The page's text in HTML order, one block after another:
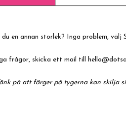
du en annan storlek? Inga problem, välj
frågor, skicka ett mail till
på att färger på tygerna kan skilja